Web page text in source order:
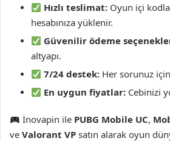
Hızlı teslimat: Oyun içi
hesabınıza yüklenir.
Güvenilir ödeme
altyapı.
7/24 destek: Her sorunuz için
En uygun fiyatlar: Cebinizi
İnovapin ile PUBG Mobile UC,
ve Valorant VP satın alarak oyun